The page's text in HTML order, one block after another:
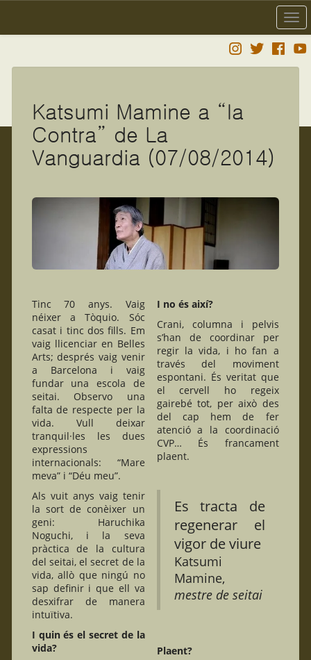
Katsumi Mamine a “la
Contra” de La
Vanguardia (07/08/2014)
Tinc 70 anys. Vaig
néixer a Tòquio. Sóc
casat i tinc dos fills. Em
vaig llicenciar en Belles
Arts; després vaig venir
a Barcelona i vaig
fundar una escola de
seitai. Observo una
falta de respecte per la
vida. Vull deixar
tranquil·les les dues
expressions
internacionals: “Mare
meva” i “Déu meu”.
Als vuit anys vaig tenir
la sort de conèixer un
geni: Haruchika
Noguchi, i la seva
pràctica de la cultura
del seitai, el secret de la
vida, allò que ningú no
sap definir i que ell va
desxifrar de manera
intuïtiva.
I quin és el secret de la
vida?
I no és així?
Crani, columna i pelvis
s’han de coordinar per
regir la vida, i ho fan a
través del moviment
espontani. És veritat que
el cervell ho regeix
gairebé tot, per això des
del cap hem de fer
atenció a la coordinació
CVP… És francament
plaent.
Es tracta de
regenerar el
vigor de viure
Katsumi
Mamine,
mestre de seitai
Plaent?